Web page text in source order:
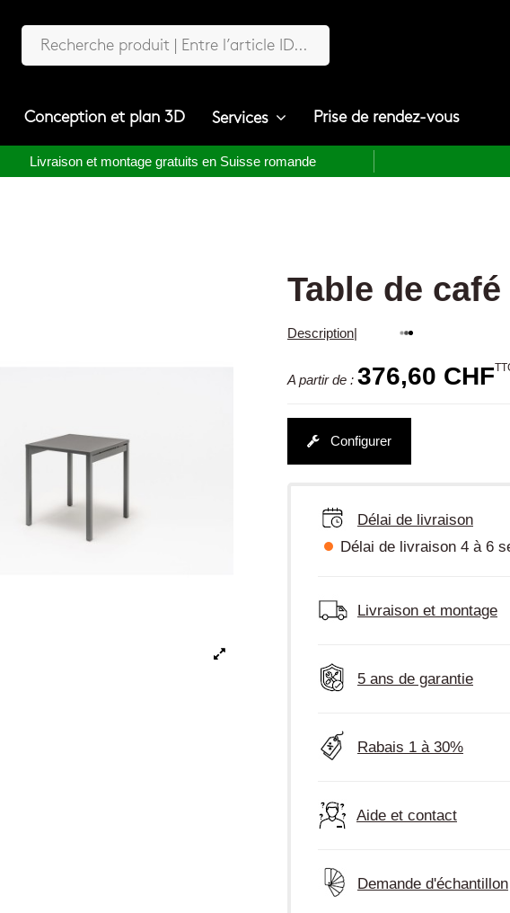
Conception et plan 3D Services Prise de rendez-vous
Livraison et montage gratuits en Suisse romande
Table de
Description|
A partir de : 376,60 CHF
Configurer
Délai de livraison
Délai de livraison 4 à 6
Livraison et montage
5 ans de garantie
Rabais 1 à 30%
Aide et contact
Demande d'échantillon